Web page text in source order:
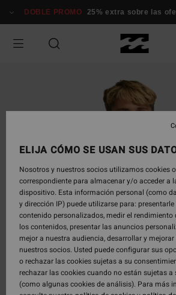
información
DOBLE PROMO 25% extra sobre las
ELIJA CÓMO SE USAN SUS
Nosotros y nuestros socios utilizamos cookies
correspondiente para almacenar y/o acceder a
dispositivo. Esta información personal (como
y dirección IP) puede utilizarse para:
contenido personalizados, medir el
los contenidos, presentar las anuncios
mejor a nuestra audiencia, desarrollar y
nuestros socios. Usted puede configurar sus
o rechazar las cookies sujetas a su
rechazar las cookies cuando no están sujetas
(como algunas cookies de análisis). Para más